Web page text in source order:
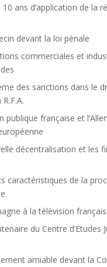
10 ans d’application de la
devant la loi pénale
commerciales et
des sanctions dans le
publique française et
décentralisation et les
caractéristiques de la
à la télévision
du Centre d’Etudes
amiable devant la